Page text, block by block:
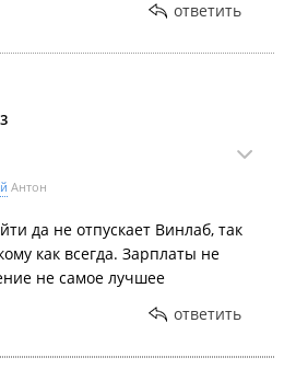
- ваша ложка дегтя в бочке
Ну не ее это место! Зачем
человека на биржу труда
ответить
3
Антон
да не отпускает Винлаб, так
как всегда. Зарплаты не
не самое лучшее
ответить